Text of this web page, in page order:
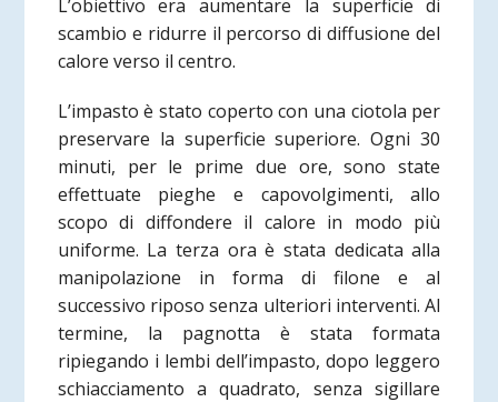
L’obiettivo era aumentare la superficie di
scambio e ridurre il percorso di diffusione del
calore verso il centro.
L’impasto è stato coperto con una ciotola per
preservare la superficie superiore. Ogni 30
minuti, per le prime due ore, sono state
effettuate pieghe e capovolgimenti, allo
scopo di diffondere il calore in modo più
uniforme. La terza ora è stata dedicata alla
manipolazione in forma di filone e al
successivo riposo senza ulteriori interventi. Al
termine, la pagnotta è stata formata
ripiegando i lembi dell’impasto, dopo leggero
schiacciamento a quadrato, senza sigillare